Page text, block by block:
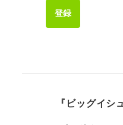
登録
『ビッグイシ